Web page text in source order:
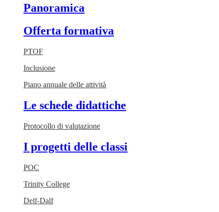
Panoramica
Offerta formativa
PTOF
Inclusione
Piano annuale delle attività
Le schede didattiche
Protocollo di valutazione
I progetti delle classi
POC
Trinity College
Delf-Dalf